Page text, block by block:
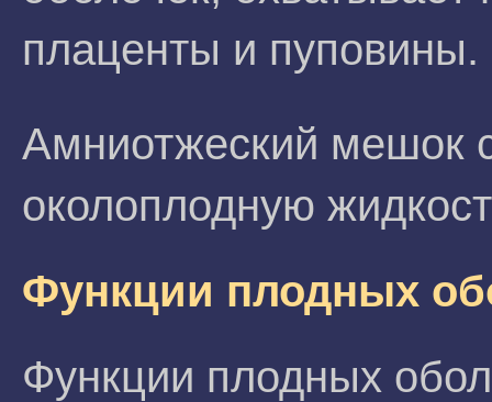
плаценты и пуповины.
Амниотжеский мешок
околоплодную
Функции плодных
Функции плодных